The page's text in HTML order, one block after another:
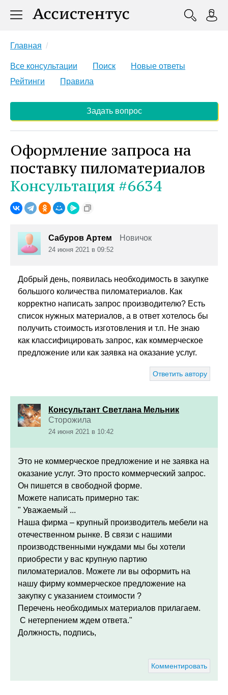
Главная
Все консультации Поиск
Новые ответы
Рейтинги
Правила
Задать вопрос
Оформление запроса на
поставку пиломатериалов
Консультация #6634
Сабуров Артем Новичок
24 июня 2021 в 09:52
Добрый день, появилась необходимость в закупке
большого количества пиломатериалов. Как
корректно написать запрос производителю? Есть
список нужных материалов, а в ответ хотелось бы
получить стоимость изготовления и т.п. Не знаю
как классифицировать запрос, как коммерческое
предложение или как заявка на оказание услуг.
Ответить автору
Консультант Светлана Мельник
Сторожила
24 июня 2021 в 10:42
Это не коммерческое предложение и не заявка на
оказание услуг. Это просто коммерческий запрос.
Он пишется в свободной форме.
Можете написать примерно так:
" Уважаемый ...
Наша фирма – крупный производитель мебели на
отечественном рынке. В связи с нашими
производственными нуждами мы бы хотели
приобрести у вас крупную партию
пиломатериалов. Можете ли вы оформить на
нашу фирму коммерческое предложение на
закупку с указанием стоимости ?
Перечень необходимых материалов прилагаем.
С нетерпением ждем ответа."
Должность, подпись,
Комментировать